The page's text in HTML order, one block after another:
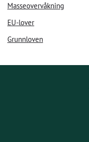
Masseovervåkning
EU-lover
Grunnloven